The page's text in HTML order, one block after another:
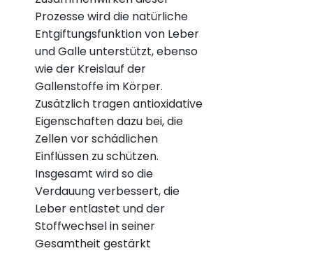
Prozesse wird die natürliche
Entgiftungsfunktion von Leber
und Galle unterstützt, ebenso
wie der Kreislauf der
Gallenstoffe im Körper.
Zusätzlich tragen antioxidative
Eigenschaften dazu bei, die
Zellen vor schädlichen
Einflüssen zu schützen.
Insgesamt wird so die
Verdauung verbessert, die
Leber entlastet und der
Stoffwechsel in seiner
Gesamtheit gestärkt